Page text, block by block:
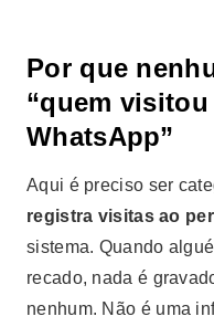
Por que
“quem
WhatsApp”
Aqui é preciso ser
registra visitas ao
sistema. Quando
recado, nada é
nenhum. Não é uma